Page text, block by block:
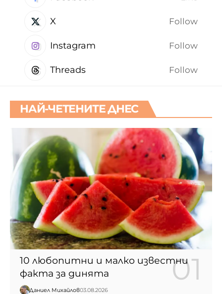
X Follow
Instagram Follow
Threads Follow
НАЙ-ЧЕТЕНИТЕ ДНЕС
10 любопитни и малко известни
факта за динята
Даниел Михайлов03.08.2026